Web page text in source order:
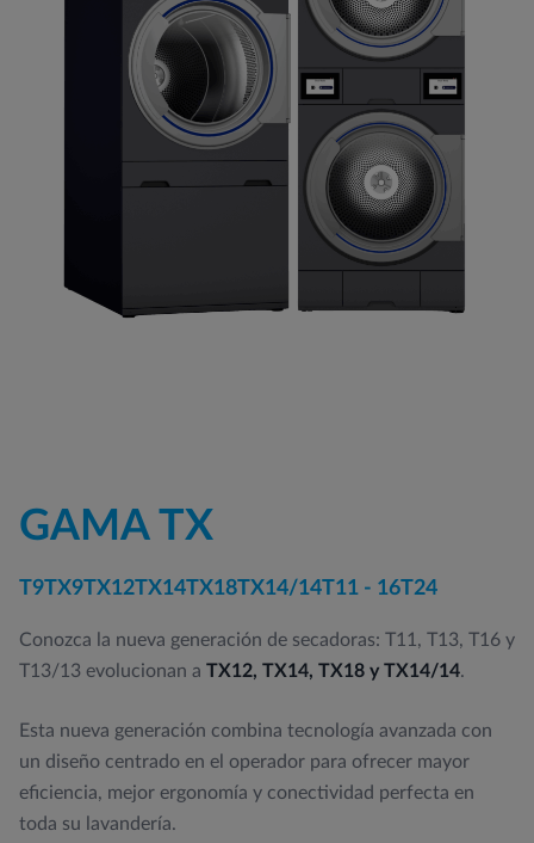
GAMA TX
T9 TX9 TX12 TX14 TX18 TX14/14 T11 - 16 T24
Conozca la nueva generación de secadoras: T11, T13, T16 y
T13/13 evolucionan a TX12, TX14, TX18 y TX14/14.
Esta nueva generación combina tecnología avanzada con
un diseño centrado en el operador para ofrecer mayor
eficiencia, mejor ergonomía y conectividad perfecta en
toda su lavandería.